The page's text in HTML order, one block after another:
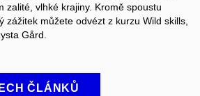
zalité, vlhké krajiny. Kromě spoustu
zážitek můžete odvézt z kurzu Wild skills,
Gård.
ČLÁNKŮ